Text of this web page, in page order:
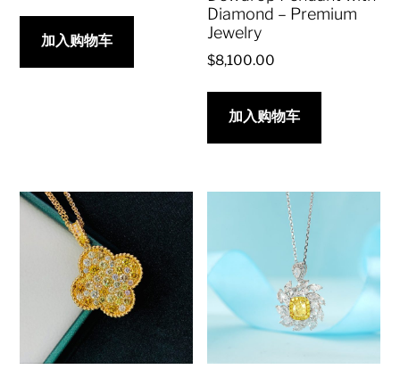
加入购物车
Diamond – Premium
Jewelry
$8,100.00
加入购物车